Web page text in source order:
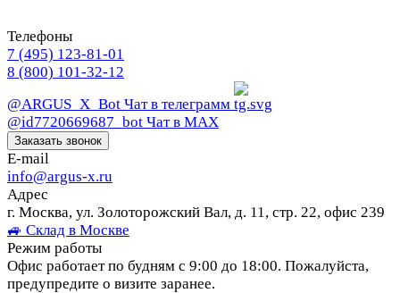
Телефоны
7 (495) 123-81-01
8 (800) 101-32-12
@ARGUS_X_Bot Чат в телеграмм
@id7720669687_bot Чат в МАХ
Заказать звонок
E-mail
info@argus-x.ru
Адрес
г. Москва, ул. Золоторожский Вал, д. 11, стр. 22, офис 239
🚙 Склад в Москве
Режим работы
Офис работает по будням с 9:00 до 18:00. Пожалуйста,
предупредите о визите заранее.